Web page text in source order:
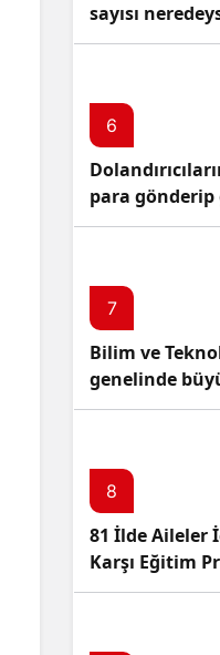
sayısı
6
para
Edin!
7
Bilim ve
genelinde
kutlandı: İşte
8
81 İlde Aileler
Karşı Eğitim